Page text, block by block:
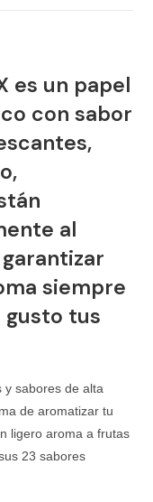
es un papel
con sabor
al
siempre
gusto tus
y sabores de alta
de aromatizar tu
ligero aroma a frutas
23 sabores